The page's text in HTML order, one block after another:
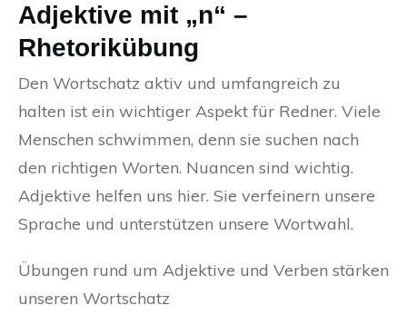
Adjektive mit „n“ –
Rhetorikübung
Den Wortschatz aktiv und umfangreich zu
halten ist ein wichtiger Aspekt für Redner. Viele
Menschen schwimmen, denn sie suchen nach
den richtigen Worten. Nuancen sind wichtig.
Adjektive helfen uns hier. Sie verfeinern unsere
Sprache und unterstützen unsere Wortwahl.
Übungen rund um Adjektive und Verben stärken
unseren Wortschatz